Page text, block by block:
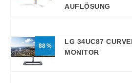
AUFLÖSUNG
88
LG 34UC87
MONITOR